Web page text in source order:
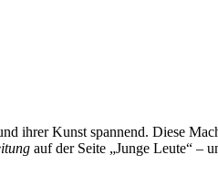
ihrer Kunst spannend. Diese
auf der Seite „Junge Leute“ –